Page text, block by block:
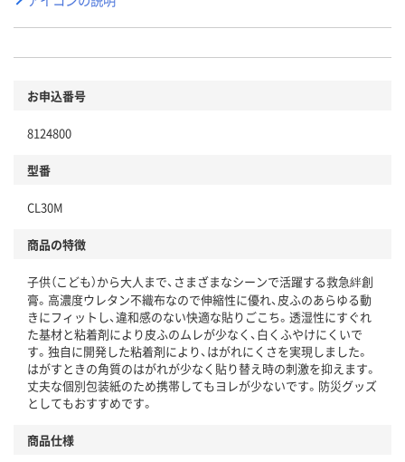
お申込番号
8124800
型番
CL30M
商品の特徴
子供（こども）から大人まで、さまざまなシーンで活躍する救急絆創
膏。高濃度ウレタン不織布なので伸縮性に優れ、皮ふのあらゆる動
きにフィットし、違和感のない快適な貼りごこち。透湿性にすぐれ
た基材と粘着剤により皮ふのムレが少なく、白くふやけにくいで
す。独自に開発した粘着剤により、はがれにくさを実現しました。
はがすときの角質のはがれが少なく貼り替え時の刺激を抑えます。
丈夫な個別包装紙のため携帯してもヨレが少ないです。防災グッズ
としてもおすすめです。
商品仕様